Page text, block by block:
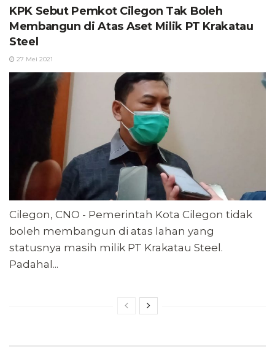
KPK Sebut Pemkot Cilegon Tak Boleh
Membangun di Atas Aset Milik PT Krakatau
Steel
27 Mei 2021
Cilegon, CNO - Pemerintah Kota Cilegon tidak
boleh membangun di atas lahan yang
statusnya masih milik PT Krakatau Steel.
Padahal...